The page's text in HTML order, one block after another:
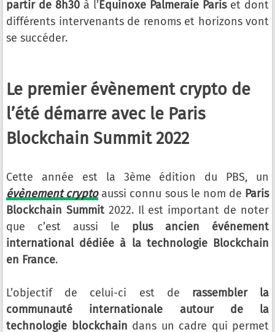
partir de 8h30 à l’Equinoxe Palmeraie Pariset dont
différents intervenants de renoms et horizons vont
se succéder.
Le premier évènement crypto de
l’été démarre avec le Paris
Blockchain Summit 2022
Cette année est la 3ème édition du PBS, un
évènement cryptoaussi connu sous le nom de Paris
Blockchain Summit2022. Il est important de noter
que c’est aussi le plus ancien événement
international dédiée à la technologie Blockchain
en France.
L’objectif de celui-ci est de rassembler la
communauté internationale autour de la
technologie blockchain dans un cadre qui permet